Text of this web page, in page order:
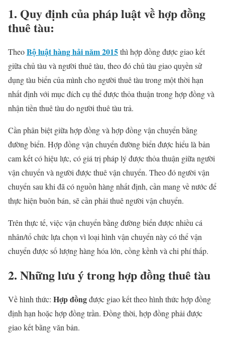
1. Quy định của pháp luật về hợp đồng
thuê tàu:
TheoBộ luật hàng hải năm 2015thì hợp đồng được giao kết
giữa chủ tàu và người thuê tàu, theo đó chủ tàu giao quyền sử
dụng tàu biển của mình cho người thuê tàu trong một thời hạn
nhất định với mục đích cụ thể được thỏa thuận trong hợp đồng và
nhận tiền thuê tàu do người thuê tàu trả.
Cần phân biệt giữa hợp đồng và hợp đồng vận chuyển bằng
đường biển. Hợp đồng vận chuyển đường biển được hiểu là bản
cam kết có hiệu lực, có giá trị pháp lý được thỏa thuận giữa người
vận chuyển và người được thuê vận chuyển. Theo đó người vận
chuyển sau khi đã có nguồn hàng nhất định, cần mang về nước để
thực hiện buôn bán, sẽ cần phải thuê người vận chuyển.
Trên thực tế, việc vận chuyển bằng đường biển được nhiều cá
nhân/tổ chức lựa chọn vì loại hình vận chuyển này có thể vận
chuyển được số lượng hàng hóa lớn, cồng kềnh và chi phí thấp.
2. Những lưu ý trong hợp đồng thuê tàu
Về hình thức: Hợp đồngđược giao kết theo hình thức hợp đồng
định hạn hoặc hợp đồng trần. Đồng thời, hợp đồng phải được
giao kết bằng văn bản.